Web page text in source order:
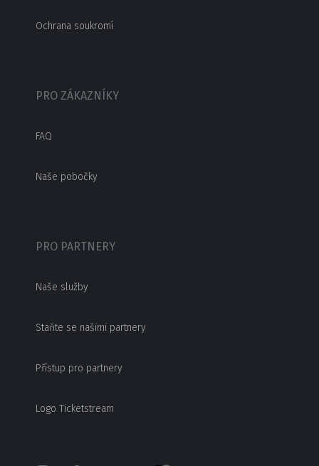
Ochrana soukromí
PRO ZÁKAZNÍKY
FAQ
Naše pobočky
PRO PARTNERY
Naše služby
Staňte se našimi partnery
Přístup pro partnery
Logo Ticketstream